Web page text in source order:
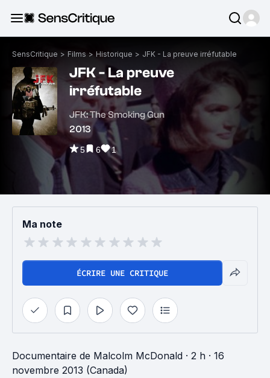
SensCritique > Films > Historique > JFK - La preuve irréfutable
JFK - La preuve
irréfutable
JFK: The Smoking Gun
2013
5 6 1
Ma note
ÉCRIRE UNE CRITIQUE
Documentaire de Malcolm McDonald · 2 h · 16
novembre 2013 (Canada)